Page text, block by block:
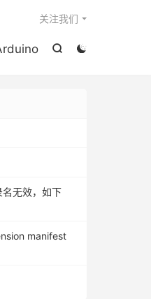


关注我们
名无效，如下
manifest